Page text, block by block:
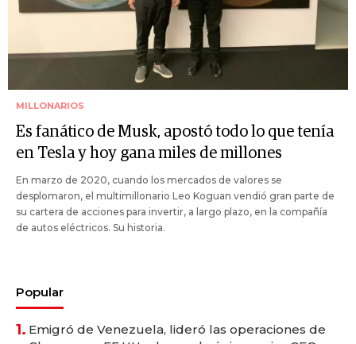
MILLONARIOS
Es fanático de Musk, apostó todo lo que tenía
en Tesla y hoy gana miles de millones
En marzo de 2020, cuando los mercados de valores se
desplomaron, el multimillonario Leo Koguan vendió gran parte de
su cartera de acciones para invertir, a largo plazo, en la compañía
de autos eléctricos. Su historia.
Popular
1. Emigró de Venezuela, lideró las operaciones de